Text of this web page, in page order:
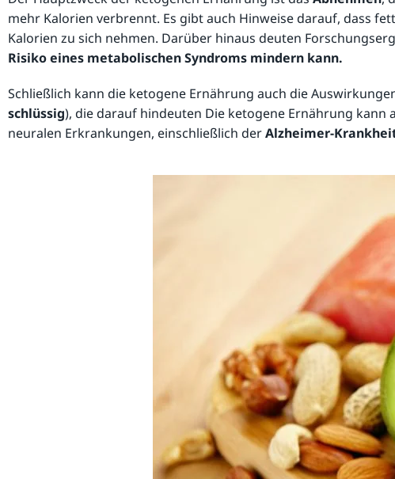
mehr Kalorien verbrennt. Es gibt auch Hinweise darauf, dass
Kalorien zu sich nehmen. Darüber hinaus deuten
Risiko eines metabolischen Syndroms mindern kann.
Schließlich kann die ketogene Ernährung auch die
schlüssig), die darauf hindeuten Die ketogene Ernährung
neuralen Erkrankungen, einschließlich derAlzheimer-